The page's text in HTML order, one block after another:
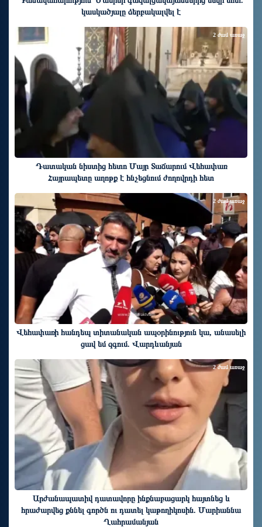
կասկածյալը ձերբակալվել է
Դատական նիստից հետո Մայր Տաճարում Վեհափառ
Հայրապետը աղոթք է հնչեցնում ժողովրդի հետ
2 ժամ առաջ
Վեհափառի հանդեպ տիտանական ապօրինություն կա, անասելի
ցավ եմ զգում. Վարդևանյան
2 ժամ առաջ
Արժանապատիվ դատավորը ինքնաբացարկ հայտնեց և
հրաժարվեց քննել գործն ու դատել կաթողիկոսին. Մարիաննա
Ղահրամանյան
2 ժամ առաջ